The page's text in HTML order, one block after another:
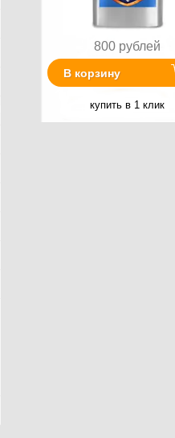
800 рублей
В корзину
купить в 1 клик